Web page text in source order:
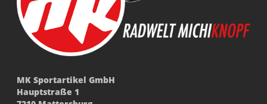
MK Sportartikel GmbH
Hauptstraße 1